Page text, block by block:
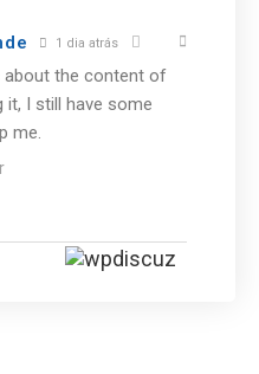
1 dia atrás
about the content of
it, I still have some
me.